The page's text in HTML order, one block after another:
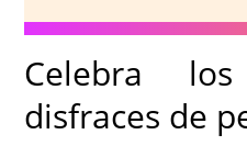
Celebra
disfraces de